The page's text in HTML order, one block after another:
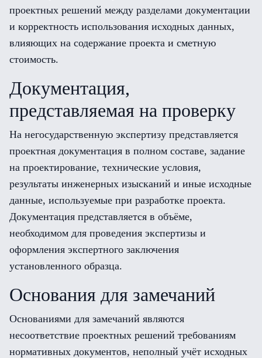
проектных решений между разделами документации
и корректность использования исходных данных,
влияющих на содержание проекта и сметную
стоимость.
Документация,
представляемая на проверку
На негосударственную экспертизу представляется
проектная документация в полном составе, задание
на проектирование, технические условия,
результаты инженерных изысканий и иные исходные
данные, используемые при разработке проекта.
Документация представляется в объёме,
необходимом для проведения экспертизы и
оформления экспертного заключения
установленного образца.
Основания для замечаний
Основаниями для замечаний являются
несоответствие проектных решений требованиям
нормативных документов, неполный учёт исходных